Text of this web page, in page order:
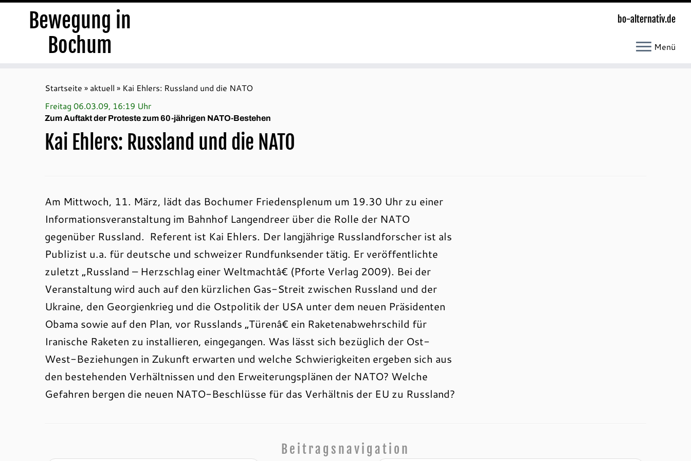
Bewegung in
Bochum
bo-alternativ.de
Menü
Startseite » aktuell » Kai Ehlers: Russland und die NATO
Freitag 06.03.09, 16:19 Uhr
Zum Auftakt der Proteste zum 60-jährigen NATO-Bestehen
Kai Ehlers: Russland und die NATO
Am Mittwoch, 11. März, lädt das Bochumer Friedensplenum um 19.30 Uhr zu einer
Informationsveranstaltung im Bahnhof Langendreer über die Rolle der NATO
gegenüber Russland. Referent ist Kai Ehlers. Der langjährige Russlandforscher ist als
Publizist u.a. für deutsche und schweizer Rundfunksender tätig. Er veröffentlichte
zuletzt „Russland – Herzschlag einer Weltmachtâ€ (Pforte Verlag 2009). Bei der
Veranstaltung wird auch auf den kürzlichen Gas-Streit zwischen Russland und der
Ukraine, den Georgienkrieg und die Ostpolitik der USA unter dem neuen Präsidenten
Obama sowie auf den Plan, vor Russlands „Türenâ€ ein Raketenabwehrschild für
Iranische Raketen zu installieren, eingegangen. Was lässt sich bezüglich der Ost-
West-Beziehungen in Zukunft erwarten und welche Schwierigkeiten ergeben sich aus
den bestehenden Verhältnissen und den Erweiterungsplänen der NATO? Welche
Gefahren bergen die neuen NATO-Beschlüsse für das Verhältnis der EU zu Russland?
Beitragsnavigation